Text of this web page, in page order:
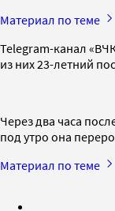
Материал по теме
Telegram-канал
из них 23-летний
Через два часа
под утро она
Материал по теме